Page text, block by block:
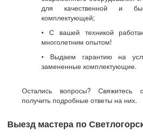
для качественной и
комплектующей;
• С вашей техникой
многолетним опытом!
• Выдаем гарантию на
замененные комплектующие.
Остались вопросы?
получить подробные ответы на них.
Выезд мастера по